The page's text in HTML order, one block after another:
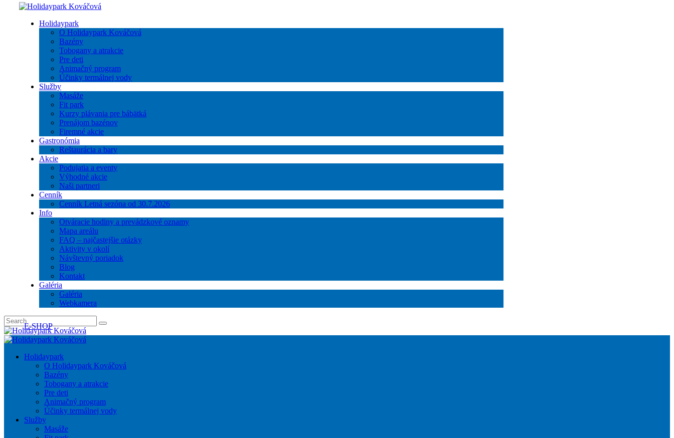
Holidaypark
O Holidaypark Kováčová
Bazény
Tobogany a atrakcie
Pre deti
Animačný program
Účinky termálnej vody
Služby
Masáže
Fit park
Kurzy plávania pre bábätká
Prenájom bazénov
Firemné akcie
Gastronómia
Reštaurácia a bary
Akcie
Podujatia a eventy
Výhodné akcie
Naši partneri
Cenník
Cenník Letná sezóna od 30.7.2026
Info
Otváracie hodiny a prevádzkové oznamy
Mapa areálu
FAQ – najčastejšie otázky
Aktivity v okolí
Návštevný poriadok
Blog
Kontakt
Galéria
Galéria
Webkamera
E-SHOP
Holidaypark
O Holidaypark Kováčová
Bazény
Tobogany a atrakcie
Pre deti
Animačný program
Účinky termálnej vody
Služby
Masáže